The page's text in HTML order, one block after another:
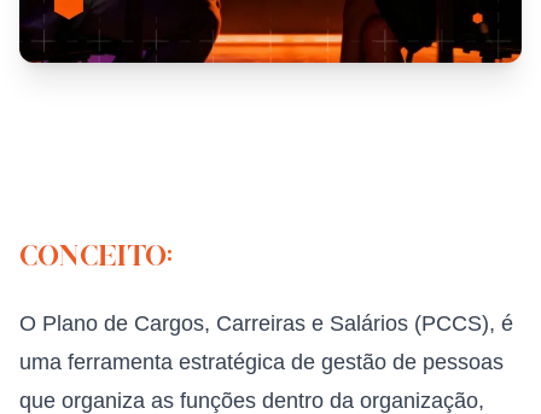
Conceito:
O Plano de Cargos, Carreiras e Salários (PCCS), é
uma ferramenta estratégica de gestão de pessoas
que organiza as funções dentro da organização,